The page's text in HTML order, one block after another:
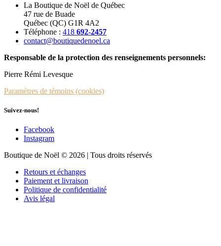
La Boutique de Noël de Québec
47 rue de Buade
Québec (QC) G1R 4A2
Téléphone : 418 692-2457
contact@boutiquedenoel.ca
Responsable de la protection des renseignements personnels:
Pierre Rémi Levesque
Paramètres de témoins (cookies)
Suivez-nous!
Facebook
Instagram
Boutique de Noël © 2026 | Tous droits réservés
Retours et échanges
Paiement et livraison
Politique de confidentialité
Avis légal